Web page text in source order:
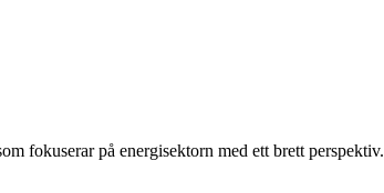
fokuserar på energisektorn med ett brett perspektiv.